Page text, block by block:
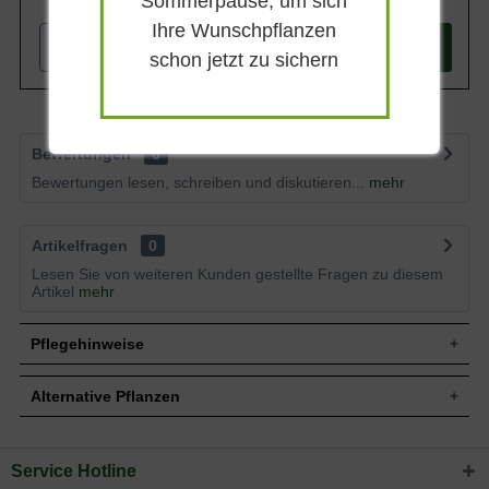
Bewertungen
0
Bewertungen lesen, schreiben und diskutieren...
mehr
Artikelfragen
0
Lesen Sie von weiteren Kunden gestellte Fragen zu diesem
Artikel mehr
Pflegehinweise
Pflanz- und Pflegetipps Ficus carica / Echter
Alternative Pflanzen
Sie suchen eine Alternative?
Ihre Wunschpflanzen
schon jetzt zu sichern
Service Hotline